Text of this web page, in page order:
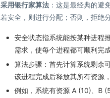
采用银行家算法 ：这是最经典的避
若安全，则进行分配；否则，拒绝分
安全状态指系统能按某种进程
需求，使每个进程都可顺利完成
算法步骤：首先计算系统剩余
该进程完成后释放其所有资源
例如，系统有资源 A (10)、B